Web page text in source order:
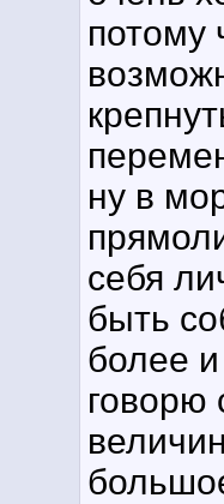
потому
ну в
себя
быть
более
говорю